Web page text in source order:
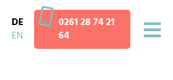
DE
EN
0261 28 74 21
64